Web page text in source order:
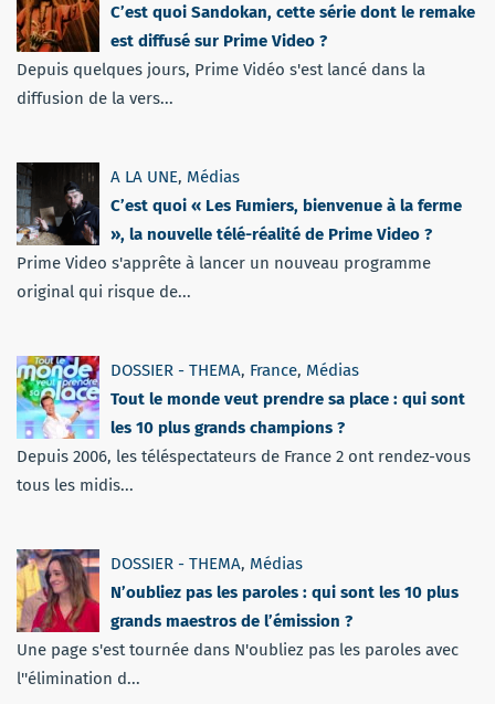
C’est quoi Sandokan, cette série dont le remake
est diffusé sur Prime Video ?
Depuis quelques jours, Prime Vidéo s'est lancé dans la
diffusion de la vers...
A LA UNE, Médias
C’est quoi « Les Fumiers, bienvenue à la ferme
», la nouvelle télé-réalité de Prime Video ?
Prime Video s'apprête à lancer un nouveau programme
original qui risque de...
DOSSIER - THEMA, France, Médias
Tout le monde veut prendre sa place : qui sont
les 10 plus grands champions ?
Depuis 2006, les téléspectateurs de France 2 ont rendez-vous
tous les midis...
DOSSIER - THEMA, Médias
N’oubliez pas les paroles : qui sont les 10 plus
grands maestros de l’émission ?
Une page s'est tournée dans N'oubliez pas les paroles avec
l''élimination d...